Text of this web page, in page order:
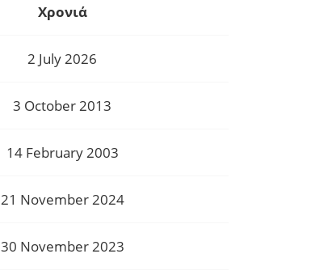
Χρονιά
2 July 2026
3 October 2013
14 February 2003
21 November 2024
30 November 2023